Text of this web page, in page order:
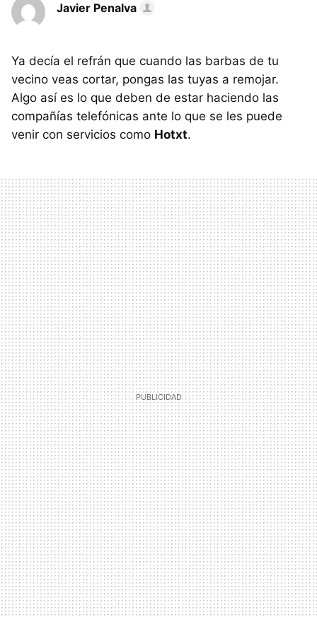
Javier Penalva
Ya decía el refrán que cuando las barbas de tu
vecino veas cortar, pongas las tuyas a remojar.
Algo así es lo que deben de estar haciendo las
compañías telefónicas ante lo que se les puede
venir con servicios como Hotxt.